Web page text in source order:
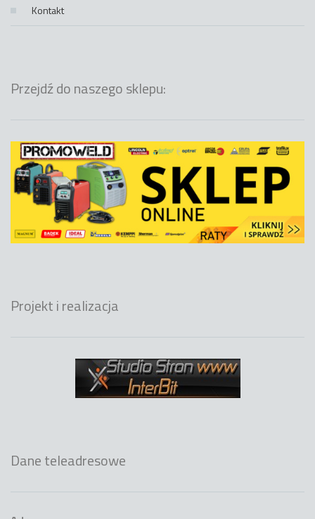
Kontakt
Przejdź do naszego sklepu:
Projekt i realizacja
Dane teleadresowe